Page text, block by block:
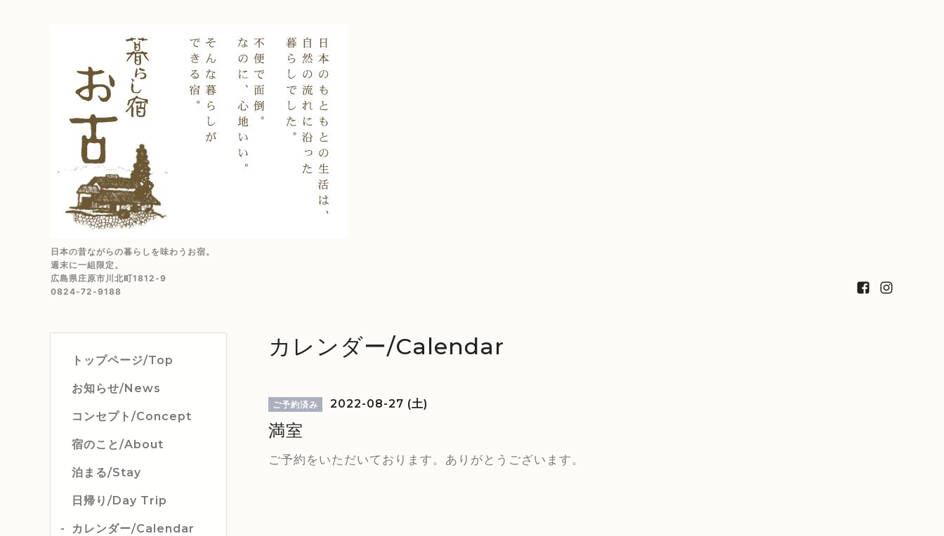
日本の昔ながらの暮らしを味わうお宿。
週末に一組限定。
広島県庄原市川北町1812-9
0824-72-9188
トップページ/Top
お知らせ/News
コンセプト/Concept
宿のこと/About
泊まる/Stay
日帰り/Day Trip
カレンダー/Calendar
カレンダー/Calendar
ご予約済み 2022-08-27 (土)
満室
ご予約をいただいております。ありがとうございます。